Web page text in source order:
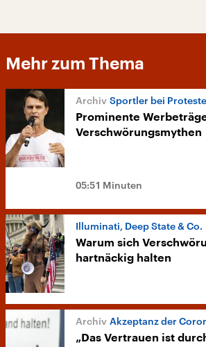
Mehr zum Thema
Sportler bei Protesten
Prominente
Verschwörungsmythen
05:51 Minuten
Illuminati, Deep State & Co.
Warum sich
hartnäckig halten
Akzeptanz der
„Das Vertrauen ist